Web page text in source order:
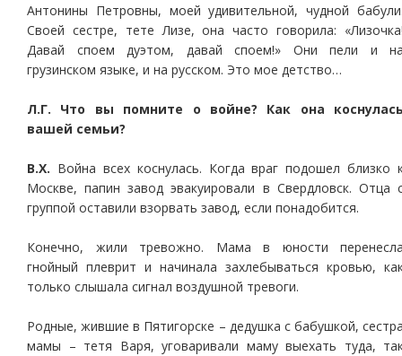
Антонины Петровны, моей удивительной, чудной
Своей сестре, тете Лизе, она часто говорила:
Давай споем дуэтом, давай споем!» Они пели и
грузинском языке, и на русском. Это мое детство…
Л.Г. Что вы помните о войне? Как она
вашей семьи?
В.Х. Война всех коснулась. Когда враг подошел близко
Москве, папин завод эвакуировали в Свердловск. Отца
группой оставили взорвать завод, если понадобится.
Конечно, жили тревожно. Мама в юности
гнойный плеврит и начинала захлебываться кровью,
только слышала сигнал воздушной тревоги.
Родные, жившие в Пятигорске – дедушка с бабушкой,
мамы – тетя Варя, уговаривали маму выехать туда,